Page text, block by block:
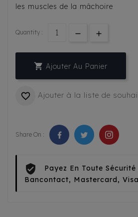
les muscles de la mâchoire
Quantity :
 Ajouter Au Panier
 Ajouter à la liste de
Share On :
Payez En Toute Sécurité
Bancontact, Mastercard,